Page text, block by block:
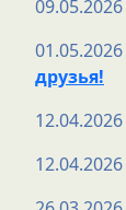
09.05.2026
01.05.2026
друзья!
12.04.2026
12.04.2026